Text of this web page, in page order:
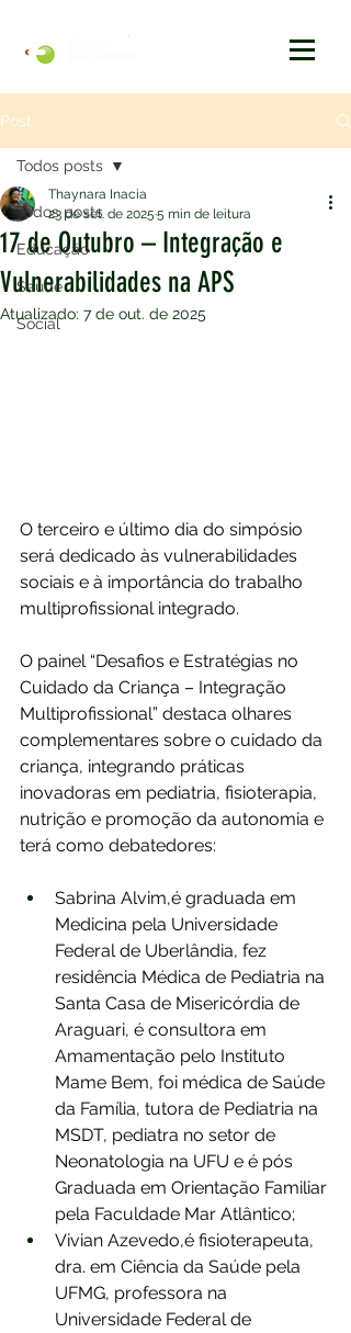
Post
Todos posts
Educação
Saúde
Social
Todos posts
17 de Outubro – Integração e
Vulnerabilidades na APS
Thaynara Inacia
23 de set. de 2025 5 min de leitura
Atualizado: 7 de out. de 2025
O terceiro e último dia do simpósio
será dedicado às vulnerabilidades
sociais e à importância do trabalho
multiprofissional integrado.
O painel “Desafios e Estratégias no
Cuidado da Criança – Integração
Multiprofissional” destaca olhares
complementares sobre o cuidado da
criança, integrando práticas
inovadoras em pediatria, fisioterapia,
nutrição e promoção da autonomia e
terá como debatedores:
Sabrina Alvim,é graduada em
Medicina pela Universidade
Federal de Uberlândia, fez
residência Médica de Pediatria na
Santa Casa de Misericórdia de
Araguari, é consultora em
Amamentação pelo Instituto
Mame Bem, foi médica de Saúde
da Família, tutora de Pediatria na
MSDT, pediatra no setor de
Neonatologia na UFU e é pós
Graduada em Orientação Familiar
pela Faculdade Mar Atlântico;
Vivian Azevedo,é fisioterapeuta,
dra. em Ciência da Saúde pela
UFMG, professora na
Universidade Federal de